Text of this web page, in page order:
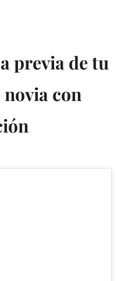
previa de tu
con